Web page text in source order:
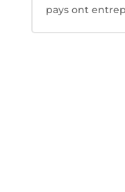
pays ont